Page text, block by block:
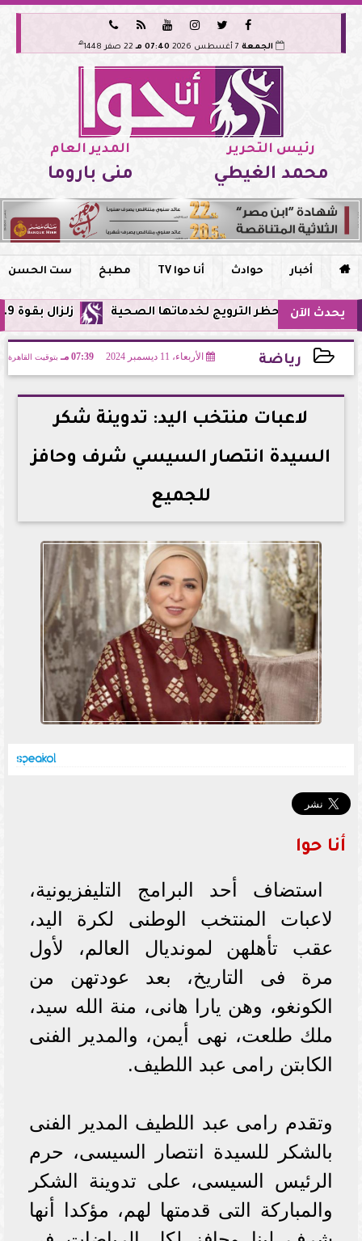






الجمعة 07:40 مـ 22 صفر 1448 هـ
رئيس التحرير
محمد الغيطي
المدير العام
منى باروما
 أخبار حوادث أنا حوا TV مطبخ ست الحسن
يحدث الآن زلزال بقوة 5.9 ريختر يشعر به سكان القاهرة وعدة محافظات.. مركزه شرق البحر المتوسط وحظر الترويج لخدماتها الصحية
رياضة الأربعاء، 11 ديسمبر 2024 07:39 مـ بتوقيت القاهرة
2024-12-11 19:39:30
لاعبات منتخب اليد: تدوينة شكر
السيدة انتصار السيسي شرف وحافز
للجميع
أنا حوا
استضاف أحد البرامج التليفزيونية،
لاعبات المنتخب الوطنى لكرة اليد،
عقب تأهلهن لمونديال العالم، لأول
مرة فى التاريخ، بعد عودتهن من
الكونغو، وهن يارا هانى، منة الله سيد،
ملك طلعت، نهى أيمن، والمدير الفنى
الكابتن رامى عبد اللطيف.
وتقدم رامى عبد اللطيف المدير الفنى
بالشكر للسيدة انتصار السيسى، حرم
الرئيس السيسى، على تدوينة الشكر
والمباركة التى قدمتها لهم، مؤكدا أنها